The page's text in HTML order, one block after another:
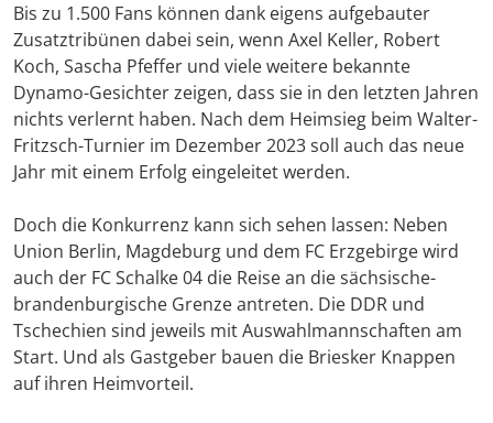
Bis zu 1.500 Fans können dank eigens aufgebauter
Zusatztribünen dabei sein, wenn Axel Keller, Robert
Koch, Sascha Pfeffer und viele weitere bekannte
Dynamo-Gesichter zeigen, dass sie in den letzten Jahren
nichts verlernt haben. Nach dem Heimsieg beim Walter-
Fritzsch-Turnier im Dezember 2023 soll auch das neue
Jahr mit einem Erfolg eingeleitet werden.
Doch die Konkurrenz kann sich sehen lassen: Neben
Union Berlin, Magdeburg und dem FC Erzgebirge wird
auch der FC Schalke 04 die Reise an die sächsische-
brandenburgische Grenze antreten. Die DDR und
Tschechien sind jeweils mit Auswahlmannschaften am
Start. Und als Gastgeber bauen die Briesker Knappen
auf ihren Heimvorteil.